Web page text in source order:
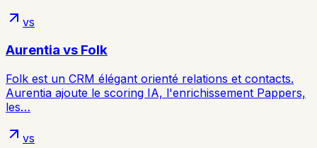
vs
Aurentia vs Folk
Folk est un CRM élégant orienté relations et contacts.
Aurentia ajoute le scoring IA, l'enrichissement Pappers,
les…
vs